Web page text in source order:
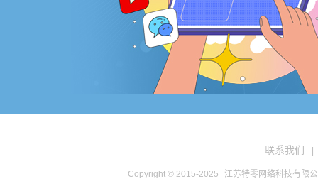
联系我们
Copyright © 2015-2025 江苏特零网络科技有限